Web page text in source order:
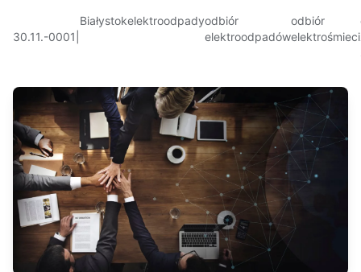
30.11.-0001
Białystokelektroodpadyodbiór
elektroodpadów
odbiór
elektrośmieci